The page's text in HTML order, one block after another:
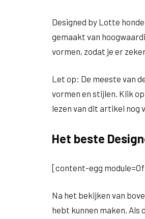
Designed by Lotte
gemaakt van
vormen, zodat je er
Let op: De meeste van
vormen en stijlen. Klik
lezen van dit artikel nog
Het beste
[content-egg
Na het bekijken van
hebt kunnen maken. Als